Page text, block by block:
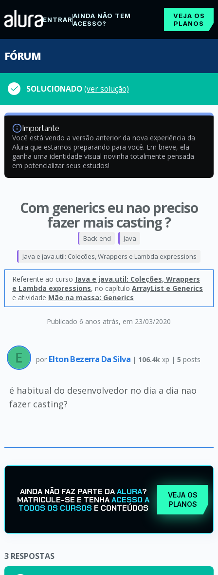
ENTRARAINDA NÃO TEM
ACESSO?
VEJA OS
PLANOS
FÓRUM
SOLUCIONADO(ver solução)
Importante
Você está vendo a versão anterior da nova experiência da
Alura que estamos preparando para você. Em breve, ela
ganha uma identidade visual novinha totalmente pensada
em potencializar seus estudos!
Com generics eu nao preciso
fazer mais casting ?
Publicado 6 anos atrás, em 23/03/2020
Back-end Java
Java e java.util: Coleções, Wrappers e Lambda expressions
Referente ao curso Java e java.util: Coleções, Wrappers
e Lambda expressions, no capítulo ArrayList e Generics
e atividade Mão na massa: Generics
por Elton Bezerra Da Silva | 106.4k xp |5 posts
é habitual do desenvolvedor no dia a dia nao
fazer casting?
AINDA NÃO FAZ PARTE DAALURA?
MATRICULE-SE E TENHAACESSO A
TODOS OS CURSOS E CONTEÚDOS
VEJA OS
PLANOS
3 RESPOSTAS